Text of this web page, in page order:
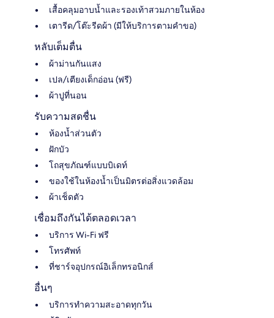
เสื้อคลุมอาบน้ำและรองเท้าสวมภายในห้อง
เตารีด/โต๊ะรีดผ้า (มีให้บริการตามคำขอ)
หลับเต็มตื่น
ผ้าม่านกันแสง
เปล/เตียงเด็กอ่อน (ฟรี)
ผ้าปูที่นอน
รับความสดชื่น
ห้องน้ำส่วนตัว
ฝักบัว
โถสุขภัณฑ์แบบบิเดท์
ของใช้ในห้องน้ำเป็นมิตรต่อสิ่งแวดล้อม
ผ้าเช็ดตัว
เชื่อมถึงกันได้ตลอดเวลา
บริการ Wi-Fi ฟรี
โทรศัพท์
ที่ชาร์จอุปกรณ์อิเล็กทรอนิกส์
อื่นๆ
บริการทำความสะอาดทุกวัน